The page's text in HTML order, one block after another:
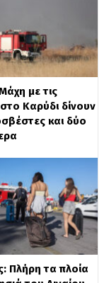
έντονη,
να
Οι Αρχές
του
η έκταση
με τις
Καρύδι δίνουν
και δύο
Πλήρη τα πλοία